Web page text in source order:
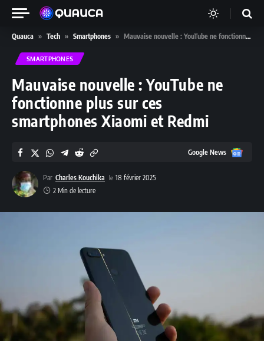
Quauca » Tech » Smartphones » Mauvaise nouvelle : YouTube ne fonctionne plus sur ces smartphones Xiaomi et Redmi
SMARTPHONES
Mauvaise nouvelle : YouTube ne
fonctionne plus sur ces
smartphones Xiaomi et Redmi
Par Charles Kouchika
18 février 2025
2 Min de lecture
Google News Google